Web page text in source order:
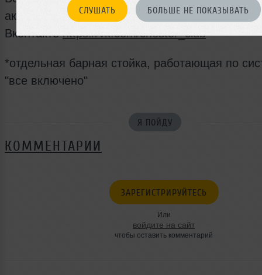
СЛУШАТЬ БОЛЬШЕ НЕ ПОКАЗЫВАТЬ
акциях смотрите на сайте
http://chester-bar.ru/
Вконтактеhttps://vk.com/chester_club
*отдельная барная стойка, работающая по
"все включено"
Я ПОЙДУ
КОММЕНТАРИИ
ЗАРЕГИСТРИРУЙТЕСЬ
Или
войдите на сайт
чтобы оставить комментарий